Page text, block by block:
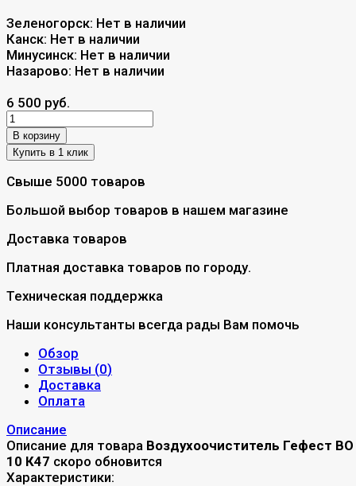
Зеленогорск: Нет в наличии
Канск: Нет в наличии
Минусинск: Нет в наличии
Назарово: Нет в наличии
6 500 руб.
В корзину
Свыше 5000 товаров
Большой выбор товаров в нашем магазине
Доставка товаров
Платная доставка товаров по городу.
Техническая поддержка
Наши консультанты всегда рады Вам помочь
Обзор
Отзывы (0)
Доставка
Оплата
Описание
Описание для товара Воздухоочиститель Гефест ВО
10 К47 скоро обновится
Характеристики: